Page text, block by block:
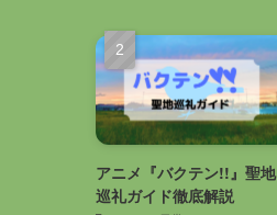
アニメ『バクテン!!』聖地
巡礼ガイド徹底解説